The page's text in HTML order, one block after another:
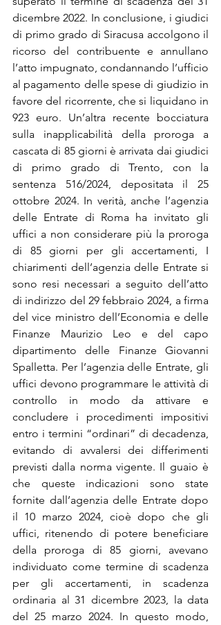
dicembre 2022. In conclusione, i giudici
di primo grado di Siracusa accolgono il
ricorso del contribuente e annullano
l’atto impugnato, condannando l’ufficio
al pagamento delle spese di giudizio in
favore del ricorrente, che si liquidano in
923 euro. Un’altra recente bocciatura
sulla inapplicabilità della proroga a
cascata di 85 giorni è arrivata dai giudici
di primo grado di Trento, con la
sentenza 516/2024, depositata il 25
ottobre 2024. In verità, anche l’agenzia
delle Entrate di Roma ha invitato gli
uffici a non considerare più la proroga
di 85 giorni per gli accertamenti, I
chiarimenti dell’agenzia delle Entrate si
sono resi necessari a seguito dell’atto
di indirizzo del 29 febbraio 2024, a firma
del vice ministro dell’Economia e delle
Finanze Maurizio Leo e del capo
dipartimento delle Finanze Giovanni
Spalletta. Per l’agenzia delle Entrate, gli
uffici devono programmare le attività di
controllo in modo da attivare e
concludere i procedimenti impositivi
entro i termini “ordinari” di decadenza,
evitando di avvalersi dei differimenti
previsti dalla norma vigente. Il guaio è
che queste indicazioni sono state
fornite dall’agenzia delle Entrate dopo
il 10 marzo 2024, cioè dopo che gli
uffici, ritenendo di potere beneficiare
della proroga di 85 giorni, avevano
individuato come termine di scadenza
per gli accertamenti, in scadenza
ordinaria al 31 dicembre 2023, la data
del 25 marzo 2024. In questo modo,